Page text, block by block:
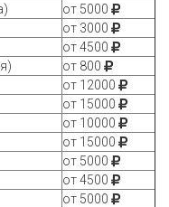
от 5000
от 3000
от 4500
от 800
от 12000
от 15000
от 10000
от 15000
от 5000
от 4500
от 5000